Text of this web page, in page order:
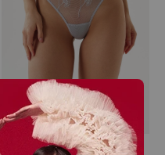
Трусики стринги